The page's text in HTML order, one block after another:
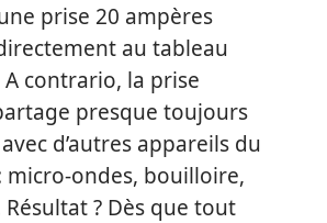
prise 20 ampères
au tableau
contrario, la prise
presque toujours
d’autres appareils du
micro-ondes, bouilloire,
? Dès que tout